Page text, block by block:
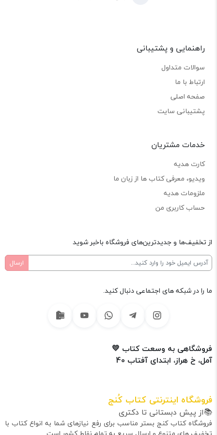
راهنمایی و پشتیبانی
سوالات متداول
ارتباط با ما
صفحه اصلی
پشتیبانی سایت
خدمات مشتریان
کارت هدیه
ویدیو، معرفی کتاب ها از زبان ما
ملزومات هدیه
حساب کاربری من
از تخفیف‌ها و جدیدترین‌های فروشگاه باخبر شوید
ما را در شبکه های اجتماعی دنبال کنید.
فروشگاهی به وسعت کتاب 💛
آمل، خ هراز، ابتدای آفتاب 40
فروشگاه اینترنتی کتاب کُنج
📚از پیش دبستانی تا دکتری
فروشگاه کتاب کنج بستر مناسب برای رفع نیازهای شما به انواع کتاب با